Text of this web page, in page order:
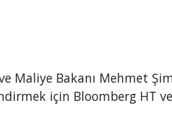
Maliye Bakanı Mehmet
için Bloomberg HT